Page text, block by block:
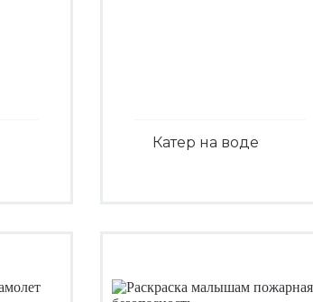
Катер на воде